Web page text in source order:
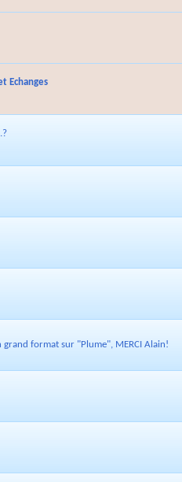
Echanges
grand format sur "Plume", MERCI Alain!